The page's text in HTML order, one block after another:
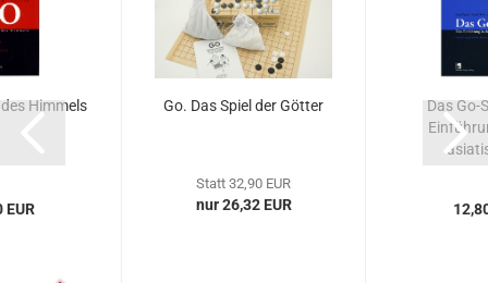
Himmels
EUR
Go. Das Spiel der Götter
Statt 32,90 EUR
nur 26,32 EUR
Das Go-